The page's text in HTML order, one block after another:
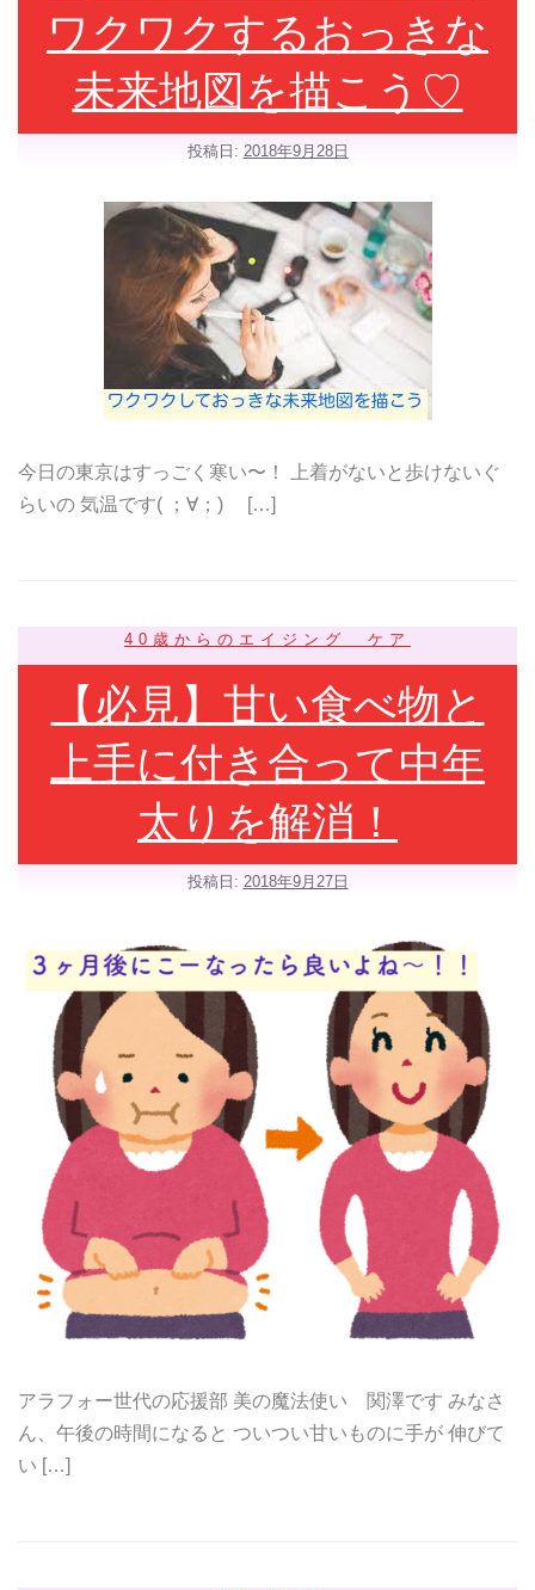
ワクワクするおっきな
未来地図を描こう♡
投稿日: 2018年9月28日
今日の東京はすっごく寒い〜！ 上着がないと歩けないぐ
らいの 気温です( ；∀；) […]
40歳からのエイジング ケア
【必見】甘い食べ物と
上手に付き合って中年
太りを解消！
投稿日: 2018年9月27日
アラフォー世代の応援部 美の魔法使い 関澤です みなさ
ん、午後の時間になると ついつい甘いものに手が 伸びて
い […]